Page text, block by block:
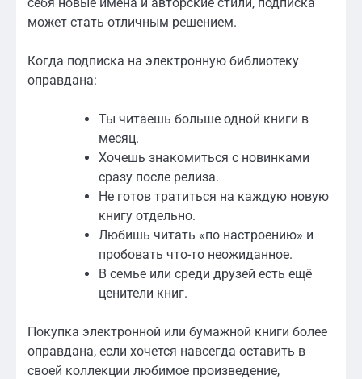
может стать отличным решением.
Когда подписка на электронную библиотеку
оправдана:
Ты читаешь больше одной книги в
месяц.
Хочешь знакомиться с новинками
сразу после релиза.
Не готов тратиться на каждую новую
книгу отдельно.
Любишь читать «по настроению» и
пробовать что-то неожиданное.
В семье или среди друзей есть ещё
ценители книг.
Покупка электронной или бумажной книги более
оправдана, если хочется навсегда оставить в
своей коллекции любимое произведение,